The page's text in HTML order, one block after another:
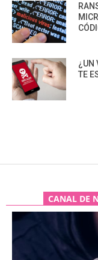
¿UN
TE
CANAL DE